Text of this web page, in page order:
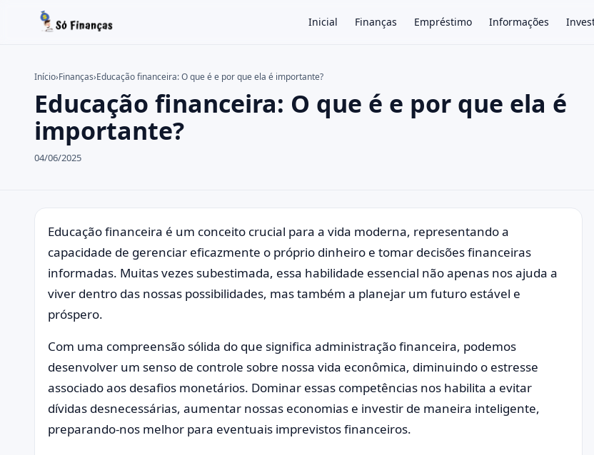
Inicial Finanças Empréstimo Informações
Buscar no site ×
Buscar por:
Pressione Enter para buscar ou ESC para fechar.
Início›Finanças›Educação financeira: O que é e por que ela é importante?
Educação financeira: O que é e por que ela é
importante?
04/06/2025
Educação financeira é um conceito crucial para a vida moderna, representando a
capacidade de gerenciar eficazmente o próprio dinheiro e tomar decisões financeiras
informadas. Muitas vezes subestimada, essa habilidade essencial não apenas nos ajuda a
viver dentro das nossas possibilidades, mas também a planejar um futuro estável e
próspero.
Com uma compreensão sólida do que significa administração financeira, podemos
desenvolver um senso de controle sobre nossa vida econômica, diminuindo o estresse
associado aos desafios monetários. Dominar essas competências nos habilita a evitar
dívidas desnecessárias, aumentar nossas economias e investir de maneira inteligente,
preparando-nos melhor para eventuais imprevistos financeiros.